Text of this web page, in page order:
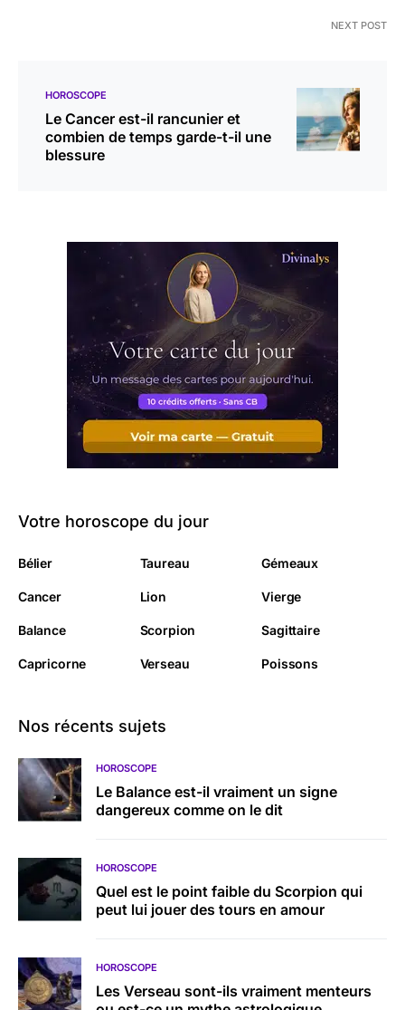
NEXT POST
HOROSCOPE
Le Cancer est-il rancunier et
combien de temps garde-t-il une
blessure
Votre horoscope du jour
Bélier Taureau Gémeaux
Cancer Lion Vierge
Balance Scorpion Sagittaire
Capricorne Verseau Poissons
Nos récents sujets
HOROSCOPE
Le Balance est-il vraiment un signe
dangereux comme on le dit
HOROSCOPE
Quel est le point faible du Scorpion qui
peut lui jouer des tours en amour
HOROSCOPE
Les Verseau sont-ils vraiment menteurs